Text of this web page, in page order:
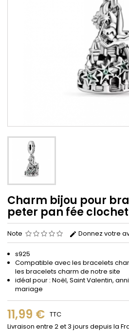
Charm bijou pour
peter pan fée
Note Donnez votre
s925
Compatible avec les bracelets
les bracelets charm de notre site
idéal pour : Noël, Saint Valentin,
mariage
11,99 € TTC
Livraison entre 2 et 3 jours depuis la